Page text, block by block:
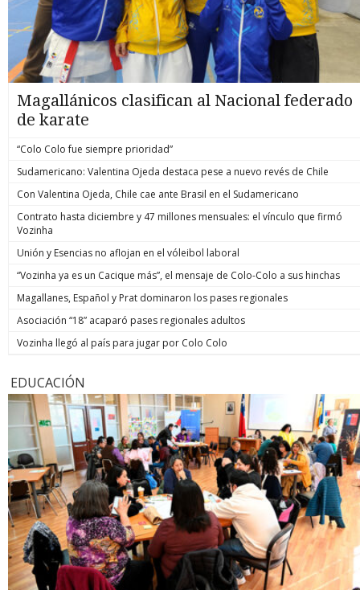
Magallánicos clasifican al Nacional federado
de karate
“Colo Colo fue siempre prioridad”
Sudamericano: Valentina Ojeda destaca pese a nuevo revés de Chile
Con Valentina Ojeda, Chile cae ante Brasil en el Sudamericano
Contrato hasta diciembre y 47 millones mensuales: el vínculo que firmó
Vozinha
Unión y Esencias no aflojan en el vóleibol laboral
“Vozinha ya es un Cacique más”, el mensaje de Colo-Colo a sus hinchas
Magallanes, Español y Prat dominaron los pases regionales
Asociación “18” acaparó pases regionales adultos
Vozinha llegó al país para jugar por Colo Colo
EDUCACIÓN